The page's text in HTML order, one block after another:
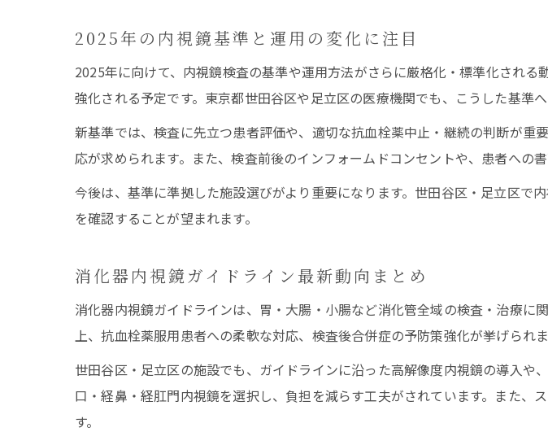
世田谷区や足立区
抗血栓薬対応可能
口コミとガイドラ
専門医在籍とガイ
ガイドライン追補で変
2023年追補に基づ
実務に役立つ内視
内視鏡検査を安心して
内視鏡ガイドライ
2025年の内視鏡基準と運用の変化に注目
2025年に向けて、内視鏡検査の基準や運用方法がさらに厳格化・標準化され
強化される予定です。東京都世田谷区や足立区の医療機関でも、こうした基準へ
新基準では、検査に先立つ患者評価や、適切な抗血栓薬中止・継続の判断が
応が求められます。また、検査前後のインフォームドコンセントや、患者への
今後は、基準に準拠した施設選びがより重要になります。世田谷区・足立区
を確認することが望まれます。
消化器内視鏡ガイドライン最新動向まとめ
消化器内視鏡ガイドラインは、胃・大腸・小腸など消化管全域の検査・治療
上、抗血栓薬服用患者への柔軟な対応、検査後合併症の予防策強化が挙げられま
世田谷区・足立区の施設でも、ガイドラインに沿った高解像度内視鏡の導入
口・経鼻・経肛門内視鏡を選択し、負担を減らす工夫がされています。また
す。